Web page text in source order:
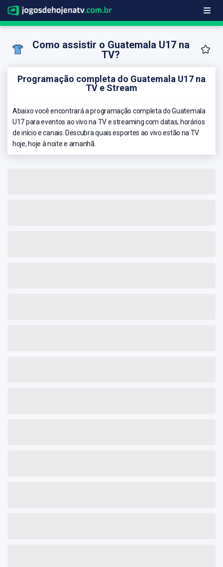
Como assistir o Guatemala U17 na
TV?
Programação completa do Guatemala U17 na
TV e Stream
Abaixo você encontrará a programação completa do Guatemala
U17 para eventos ao vivo na TV e streaming com datas, horários
de início e canais. Descubra quais esportes ao vivo estão na TV
hoje, hoje à noite e amanhã.